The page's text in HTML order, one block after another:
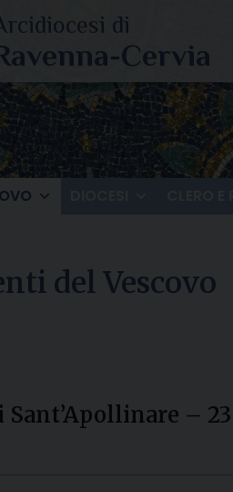
del Vescovo
Sant’Apollinare –